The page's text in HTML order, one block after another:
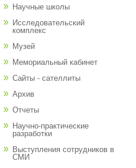
Научные школы
Исследовательский
комплекс
Музей
Мемориальный кабинет
Сайты - сателлиты
Архив
Отчеты
Научно-практические
разработки
Выступления сотрудников в
СМИ